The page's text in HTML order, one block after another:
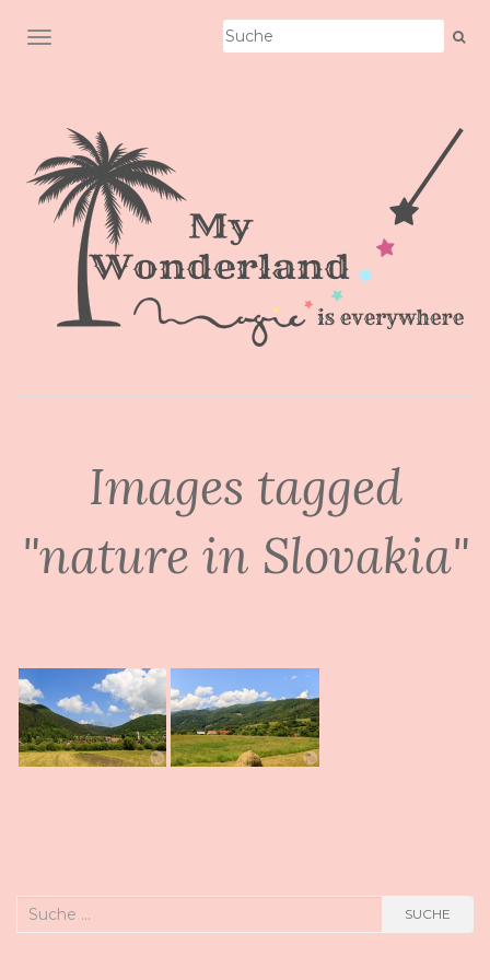
SCHALTE NAVIGATION
Images tagged
"nature in Slovakia"
Suche
SUCHE